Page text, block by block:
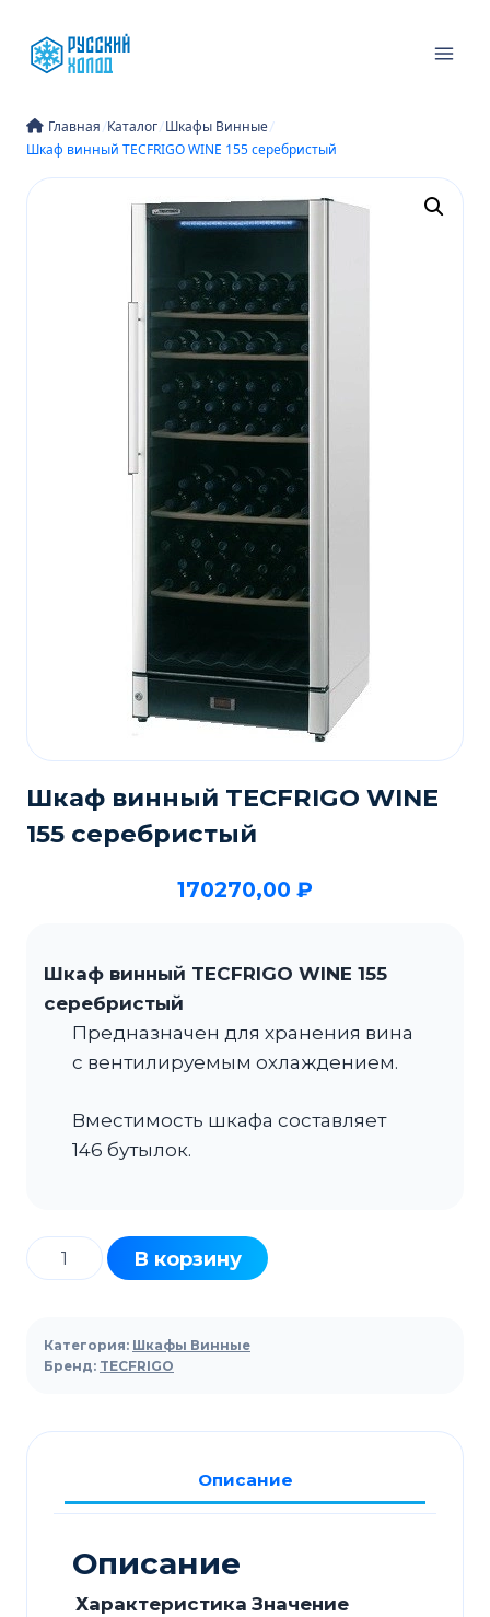
содержимому
Главная/Каталог/Шкафы Винные/
Шкаф винный TECFRIGO WINE 155 серебристый
Шкаф винный TECFRIGO WINE
155 серебристый
170270,00 ₽
Шкаф винный TECFRIGO WINE 155
серебристый
Предназначен для хранения вина
с вентилируемым охлаждением.
Вместимость шкафа составляет
146 бутылок.
Количество
товара
винный
TECFRIGO
155
серебристый
В корзину
Категория: Шкафы Винные
Бренд: TECFRIGO
Описание
Описание
Характеристика Значение